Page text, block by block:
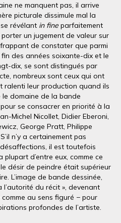
ne manquent pas, il arrive
picturale dissimule mal la
révélant in fine parfaitement
un jugement de valeur sur
de constater que parmi
des années soixante-dix et le
dix, se sont distingués par
nombreux sont ceux qui ont
ralenti leur production quand ils
domaine de la bande
se consacrer en priorité à la
Michel Nicollet, Didier Eberoni,
George Pratt, Philippe
n’y a certainement pas
il est toutefois
d’entre eux, comme ce
désir de peindre était supérieur
L’image de bande dessinée,
l’autorité du récit », devenant
au sens figuré − pour
profondes de l’artiste.